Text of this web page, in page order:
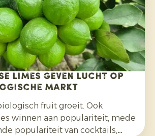
limes geven lucht op
markt
fruit groeit. Ook
winnen aan populariteit, mede
populariteit van cocktails,